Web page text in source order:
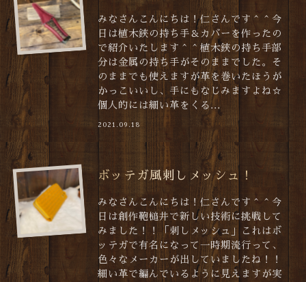
みなさんこんにちは！仁さんです＾＾今
日は植木鋏の持ち手＆カバーを作ったの
で紹介いたします＾＾植木鋏の持ち手部
分は金属の持ち手がそのままでした。そ
のままでも使えますが革を巻いたほうが
かっこいいし、手にもなじみますよね☆
個人的には細い革をくる...
2021.09.18
ボッテガ風刺しメッシュ！
みなさんこんにちは！仁さんです＾＾今
日は創作鞄槌井で新しい技術に挑戦して
みました！！「刺しメッシュ」これはボ
ッテガで有名になって一時期流行って、
色々なメーカーが出していましたね！！
細い革で編んでいるように見えますが実